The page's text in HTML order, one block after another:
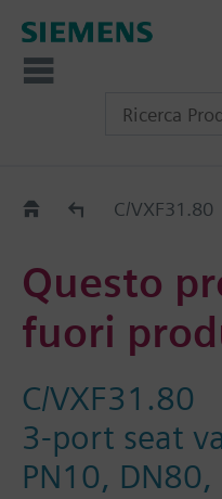
Old2NewC/VXF31.80
Questo
fuori
C/VXF31.80
3-port seat
PN10, DN80,